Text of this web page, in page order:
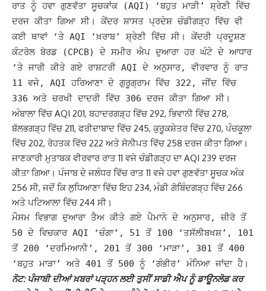
ਰਾਤ ਨੂੰ ਹਵਾ ਗੁਣਵੱਤਾ ਸੂਚਕਾਂਕ (AQI) ‘ਬਹੁਤ ਮਾੜੀ’ ਸ਼੍ਰੇਣੀ ਵਿੱਚ
ਦਰਜ ਕੀਤਾ ਗਿਆ ਸੀ। ਕੇਂਦਰ ਸ਼ਾਸਤ ਪ੍ਰਦੇਸ਼ ਚੰਡੀਗੜ੍ਹ ਵਿੱਚ ਵੀ
ਕਈ ਥਾਵਾਂ ‘ਤੇ AQI ‘ਖ਼ਰਾਬ’ ਸ਼੍ਰੇਣੀ ਵਿੱਚ ਸੀ। ਕੇਂਦਰੀ ਪ੍ਰਦੂਸ਼ਣ
ਕੰਟਰੋਲ ਬੋਰਡ (CPCB) ਦੇ ਸਮੀਰ ਐਪ ਦੁਆਰਾ ਹਰ ਘੰਟੇ ਦੇ ਆਧਾਰ
‘ਤੇ ਜਾਰੀ ਕੀਤੇ ਗਏ ਰਾਸ਼ਟਰੀ AQI ਦੇ ਅਨੁਸਾਰ, ਵੀਰਵਾਰ ਨੂੰ ਰਾਤ
11 ਵਜੇ, AQI ਹਰਿਆਣਾ ਦੇ ਗੁਰੂਗ੍ਰਾਮ ਵਿੱਚ 322, ਜੀਂਦ ਵਿੱਚ
336 ਅਤੇ ਚਰਖੀ ਦਾਦਰੀ ਵਿੱਚ 306 ਦਰਜ ਕੀਤਾ ਗਿਆ ਸੀ।
ਅੰਬਾਲਾ ਵਿੱਚ AQI 201, ਬਹਾਦਰਗੜ੍ਹ ਵਿੱਚ 292, ਭਿਵਾਨੀ ਵਿੱਚ 278,
ਬੱਲਭਗੜ੍ਹ ਵਿੱਚ 211, ਫਰੀਦਾਬਾਦ ਵਿੱਚ 245, ਕੁਰੂਕਸ਼ੇਤਰ ਵਿੱਚ 270, ਪੰਚਕੂਲਾ
ਵਿੱਚ 202, ਰੋਹਤਕ ਵਿੱਚ 222 ਅਤੇ ਸੋਨੀਪਤ ਵਿੱਚ 258 ਦਰਜ ਕੀਤਾ ਗਿਆ।
ਜਾਣਕਾਰੀ ਮੁਤਾਬਕ ਵੀਰਵਾਰ ਰਾਤ 11 ਵਜੇ ਚੰਡੀਗੜ੍ਹ ਦਾ AQI 239 ਦਰਜ
ਕੀਤਾ ਗਿਆ। ਪੰਜਾਬ ਦੇ ਜਲੰਧਰ ਵਿੱਚ ਰਾਤ 11 ਵਜੇ ਹਵਾ ਗੁਣਵੱਤਾ ਸੂਚਕ ਅੰਕ
256 ਸੀ, ਜਦੋਂ ਕਿ ਲੁਧਿਆਣਾ ਵਿੱਚ ਇਹ 234, ਮੰਡੀ ਗੋਬਿੰਦਗੜ੍ਹ ਵਿੱਚ 266
ਅਤੇ ਪਟਿਆਲਾ ਵਿੱਚ 244 ਸੀ।
ਮੌਸਮ ਵਿਭਾਗ ਦੁਆਰਾ ਤੈਅ ਕੀਤੇ ਗਏ ਪੈਮਾਨੇ ਦੇ ਅਨੁਸਾਰ, ਜ਼ੀਰੋ ਤੋਂ
50 ਦੇ ਵਿਚਕਾਰ AQI ‘ਚੰਗਾ’, 51 ਤੋਂ 100 ‘ਤਸੱਲੀਬਖਸ਼’, 101
ਤੋਂ 200 ‘ਦਰਮਿਆਨੀ’, 201 ਤੋਂ 300 ‘ਮਾੜਾ’, 301 ਤੋਂ 400
‘ਬਹੁਤ ਮਾੜਾ’ ਅਤੇ 401 ਤੋਂ 500 ਨੂੰ ‘ਗੰਭੀਰ’ ਮੰਨਿਆ ਜਾਂਦਾ ਹੈ।
ਨੋਟ: ਪੰਜਾਬੀ ਦੀਆਂ ਖ਼ਬਰਾਂ ਪੜ੍ਹਨ ਲਈ ਤੁਸੀਂ ਸਾਡੀ ਐਪ ਨੂੰ ਡਾਊਨਲੋਡ ਕਰ